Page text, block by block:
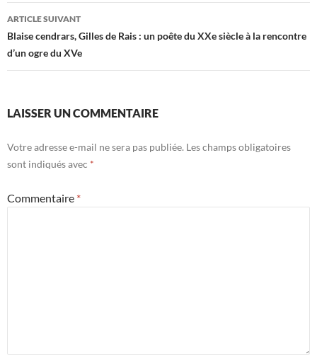
articles
ARTICLE SUIVANT
Blaise cendrars, Gilles de Rais : un poête du XXe siècle à la rencontre
d’un ogre du XVe
LAISSER UN COMMENTAIRE
Votre adresse e-mail ne sera pas publiée. Les champs obligatoires
sont indiqués avec *
Commentaire *